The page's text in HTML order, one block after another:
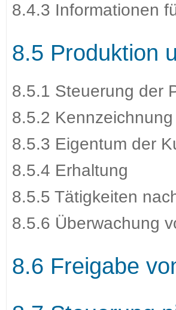
8.4.3 Informationen
8.5 Produktion
8.5.1 Steuerung der
8.5.2
8.5.3 Eigentum der
8.5.4 Erhaltung
8.5.5 Tätigkeiten
8.5.6 Überwachung
8.6 Freigabe